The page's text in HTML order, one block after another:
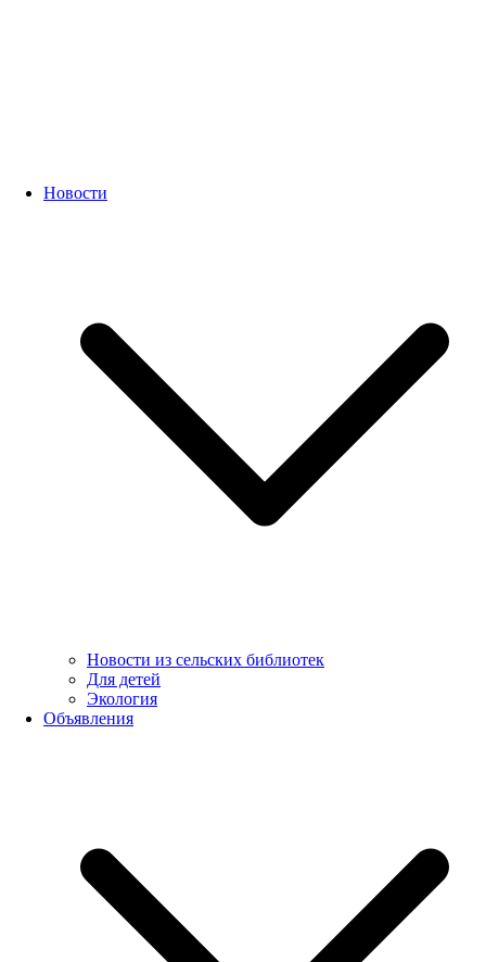
Новости
Новости из сельских библиотек
Для детей
Экология
Объявления